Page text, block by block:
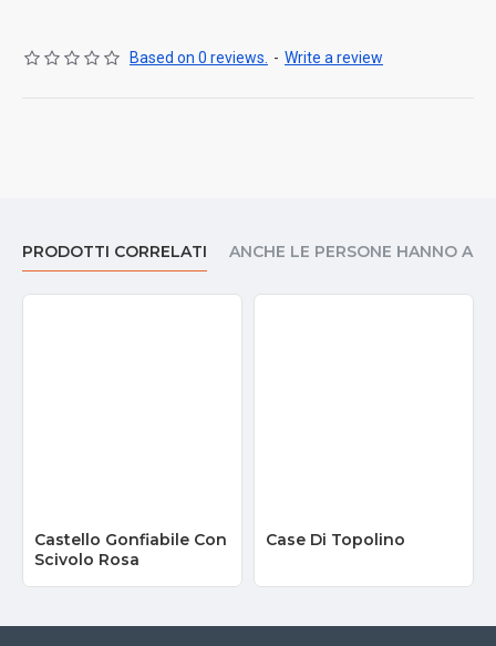
Based on 0 reviews. - Write a review
PRODOTTI CORRELATI ANCHE LE PERSONE HANNO
Castello Gonfiabile Con
Scivolo Rosa
Case Di Topolino